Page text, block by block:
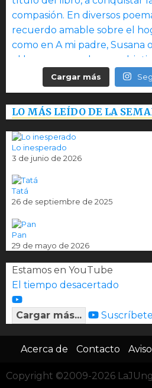
Cargar más
LO MÁS LEÍDO DE LA
Lo inesperado
3 de junio de 2026
Tatá
26 de septiembre de 2025
Pan
29 de mayo de 2026
Estamos en YouTube
El tiempo desacertado
Cargar más... Suscríbete
Acerca de Contacto
Copyright ©2009-2026